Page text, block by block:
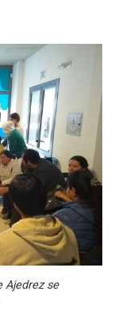
Ajedrez se